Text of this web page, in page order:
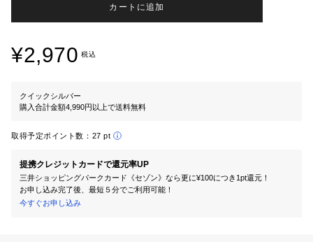
カートに追加
¥2,970 税込
クイックシルバー
購入合計金額4,990円以上で送料無料
取得予定ポイント数： 27 pt
提携クレジットカードで還元率UP
三井ショッピングパークカード《セゾン》なら更に¥100につき1pt還元！
お申し込み完了後、最短５分でご利用可能！
今すぐお申し込み